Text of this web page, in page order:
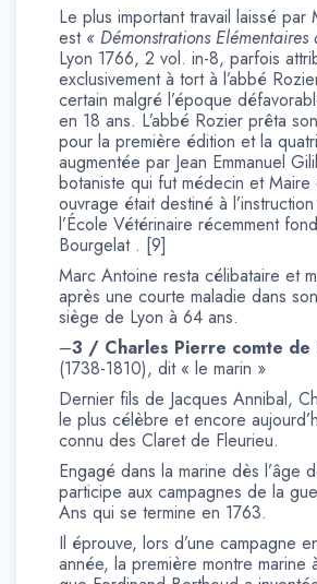
Le plus important travail laissé par
est « Démonstrations
Lyon 1766, 2 vol. in-8, parfois
exclusivement à tort à l’abbé
certain malgré l’époque
en 18 ans. L’abbé Rozier prêta
pour la première édition et la
augmentée par Jean Emmanuel
botaniste qui fut médecin et
ouvrage était destiné à
l’École Vétérinaire récemment
Bourgelat . [9]
Marc Antoine resta célibataire et
après une courte maladie dans
siège de Lyon à 64 ans.
–3 / Charles Pierre comte de
(1738-1810), dit « le marin »
Dernier fils de Jacques Annibal,
le plus célèbre et encore
connu des Claret de Fleurieu.
Engagé dans la marine dès l’âge
participe aux campagnes de la
Ans qui se termine en 1763.
Il éprouve, lors d’une campagne
année, la première montre marine